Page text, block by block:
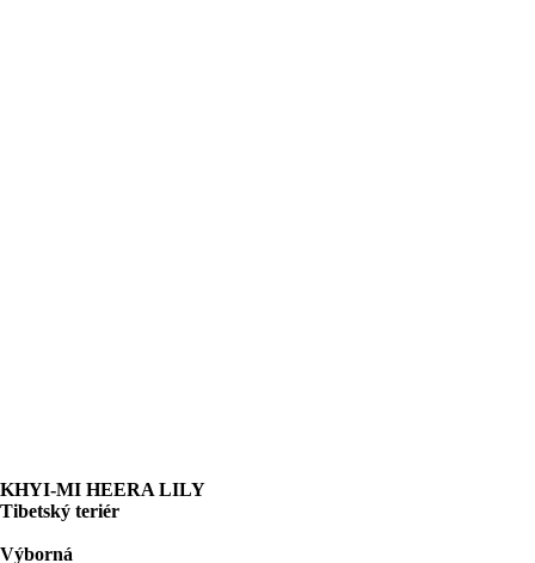
KHYI-MI HEERA LILY
Tibetský teriér
Výborná